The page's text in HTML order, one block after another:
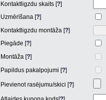
Kontaktligzdu skaits [?]
Uzmērīšana [?]
Kontaktligzdu montāža [?]
Piegāde [?]
Montāža [?]
Papildus pakalpojumi [?]
Pievienot rasējumu/skici [?]